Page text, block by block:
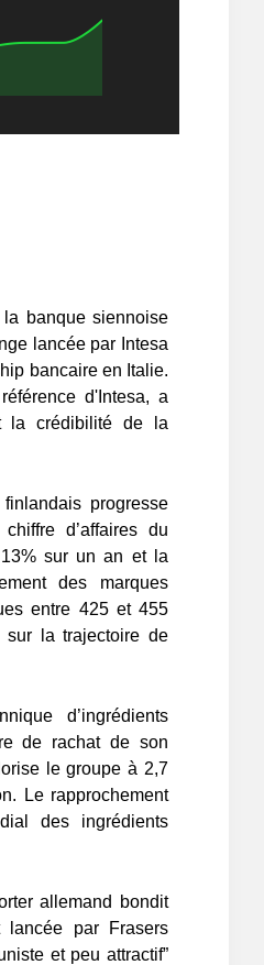
banque siennoise
lancée par Intesa
bancaire en Italie.
d'Intesa, a
la crédibilité de la
progresse
d’affaires du
sur un an et la
des marques
entre 425 et 455
sur la trajectoire de
d’ingrédients
de rachat de son
le groupe à 2,7
Le rapprochement
des ingrédients
allemand bondit
lancée par Frasers
et peu attractif”